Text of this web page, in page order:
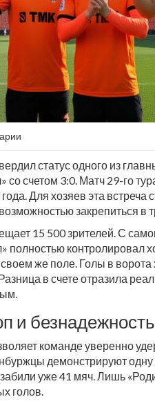
статус одного из
счетом 3:0. Матч 29-го
Для хозяев эта встреча
закрепиться в
15 500 зрителей. С
полностью контролировал
же поле. Голы в ворота
в счете отразила
и
команде уверенно
демонстрируют
уже 41 мяч. Лишь
голов.